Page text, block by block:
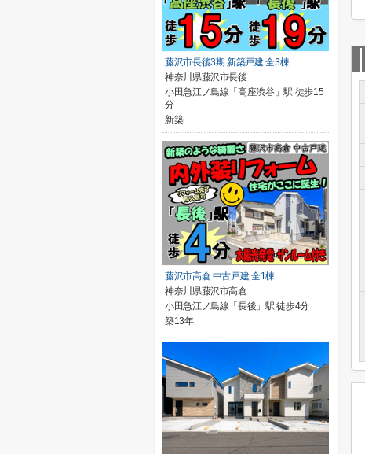
藤沢市長後3期 新築戸建 全3棟
神奈川県藤沢市長後
小田急江ノ島線「高座渋谷」駅 徒歩15
分
新築
藤沢市高倉 中古戸建 全1棟
神奈川県藤沢市高倉
小田急江ノ島線「長後」駅 徒歩4分
築13年